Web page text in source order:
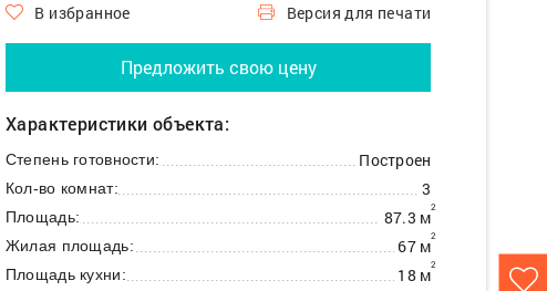
В избранное
Версия для печати
Предложить свою цену
Характеристики объекта:
Степень готовности: Построен
Кол-во комнат: 3
Площадь: 87.3 м2
Жилая площадь: 67 м2
Площадь кухни: 18 м2